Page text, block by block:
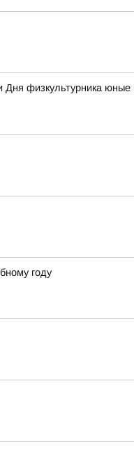
физкультурника
году